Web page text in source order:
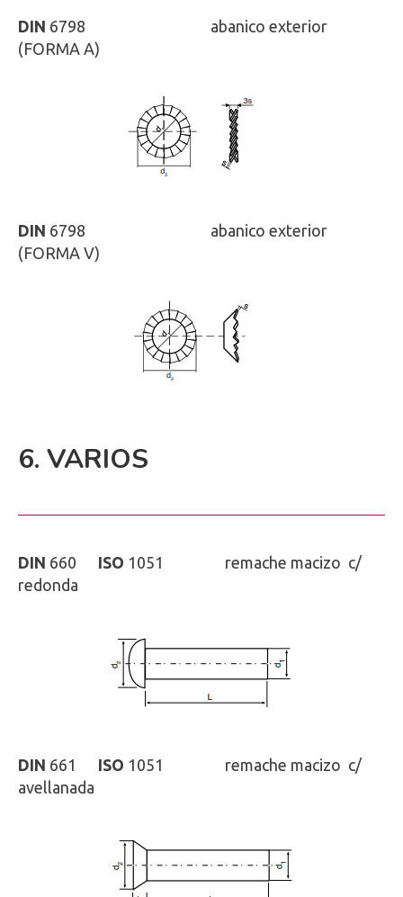
DIN 6798
abanico exterior
(FORMA A)
DIN 6798
abanico exterior
(FORMA V)
6. VARIOS
DIN 660 ISO 1051 remache macizo c/
redonda
DIN 661 ISO 1051 remache macizo c/
avellanada